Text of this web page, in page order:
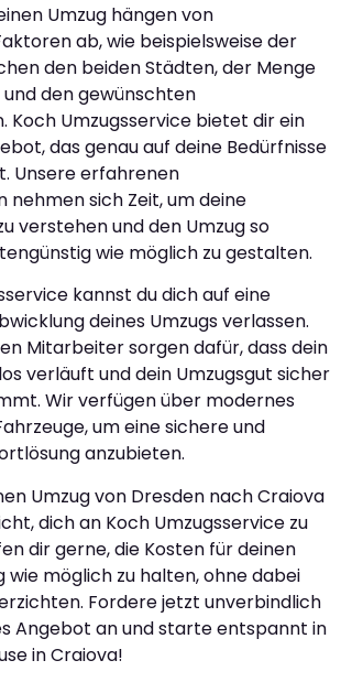
Umzug hängen von
ab, wie beispielsweise der
den beiden Städten, der Menge
und den gewünschten
Koch Umzugsservice bietet dir ein
das genau auf deine Bedürfnisse
Unsere erfahrenen
nehmen sich Zeit, um deine
verstehen und den Umzug so
wie möglich zu gestalten.
kannst du dich auf eine
deines Umzugs verlassen.
Mitarbeiter sorgen dafür, dass dein
verläuft und dein Umzugsgut sicher
Wir verfügen über modernes
um eine sichere und
anzubieten.
Umzug von Dresden nach Craiova
dich an Koch Umzugsservice zu
dir gerne, die Kosten für deinen
wie möglich zu halten, ohne dabei
Fordere jetzt unverbindlich
Angebot an und starte entspannt in
in Craiova!